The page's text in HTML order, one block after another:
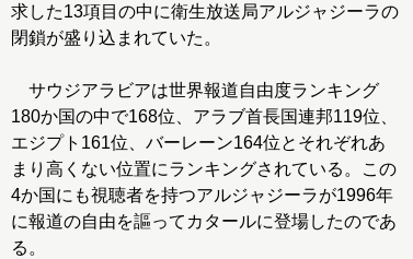
求した13項目の中に衛生放送局アルジャジーラの
閉鎖が盛り込まれていた。
サウジアラビアは世界報道自由度ランキング
180か国の中で168位、アラブ首長国連邦119位、
エジプト161位、バーレーン164位とそれぞれあ
まり高くない位置にランキングされている。この
4か国にも視聴者を持つアルジャジーラが1996年
に報道の自由を謳ってカタールに登場したのであ
る。